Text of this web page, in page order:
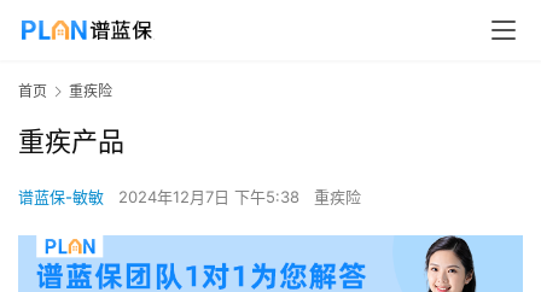
首页 重疾险
重疾产品
谱蓝保-敏敏 2024年12月7日 下午5:38 重疾险